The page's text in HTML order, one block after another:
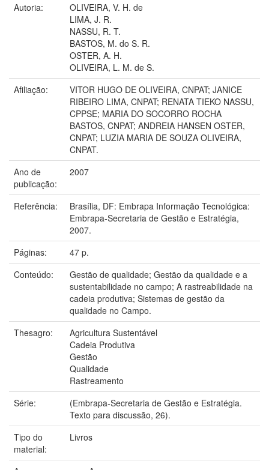
Autoria:
OLIVEIRA, V. H. de
LIMA, J. R.
NASSU, R. T.
BASTOS, M. do S. R.
OSTER, A. H.
OLIVEIRA, L. M. de S.
Afiliação:
VITOR HUGO DE OLIVEIRA, CNPAT; JANICE
RIBEIRO LIMA, CNPAT; RENATA TIEKO NASSU,
CPPSE; MARIA DO SOCORRO ROCHA
BASTOS, CNPAT; ANDREIA HANSEN OSTER,
CNPAT; LUZIA MARIA DE SOUZA OLIVEIRA,
CNPAT.
Ano de
publicação:
2007
Referência:
Brasília, DF: Embrapa Informação Tecnológica:
Embrapa-Secretaria de Gestão e Estratégia,
2007.
Páginas:
47 p.
Conteúdo:
Gestão de qualidade; Gestão da qualidade e a
sustentabilidade no campo; A rastreabilidade na
cadeia produtiva; Sistemas de gestão da
qualidade no Campo.
Thesagro:
Agricultura Sustentável
Cadeia Produtiva
Gestão
Qualidade
Rastreamento
Série:
(Embrapa-Secretaria de Gestão e Estratégia.
Texto para discussão, 26).
Tipo do
material:
Livros